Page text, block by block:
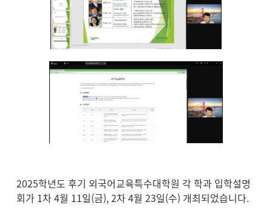
2025학년도 후기 외국어교육특수대학원 각 학과 입학설명
회가 1차 4월 11일(금), 2차 4월 23일(수) 개최되었습니다.